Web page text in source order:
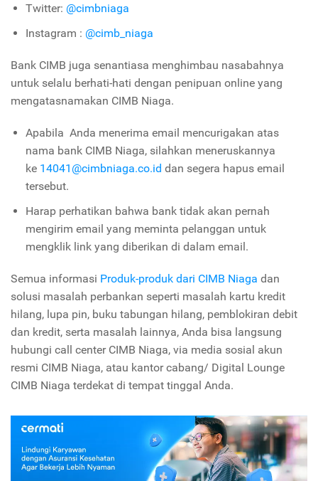
Twitter: @cimbniaga
Instagram : @cimb_niaga
Bank CIMB juga senantiasa menghimbau nasabahnya
untuk selalu berhati-hati dengan penipuan online yang
mengatasnamakan CIMB Niaga.
Apabila Anda menerima email mencurigakan atas
nama bank CIMB Niaga, silahkan meneruskannya
ke 14041@cimbniaga.co.id dan segera hapus email
tersebut.
Harap perhatikan bahwa bank tidak akan pernah
mengirim email yang meminta pelanggan untuk
mengklik link yang diberikan di dalam email.
Semua informasi Produk-produk dari CIMB Niaga dan
solusi masalah perbankan seperti masalah kartu kredit
hilang, lupa pin, buku tabungan hilang, pemblokiran debit
dan kredit, serta masalah lainnya, Anda bisa langsung
hubungi call center CIMB Niaga, via media sosial akun
resmi CIMB Niaga, atau kantor cabang/ Digital Lounge
CIMB Niaga terdekat di tempat tinggal Anda.